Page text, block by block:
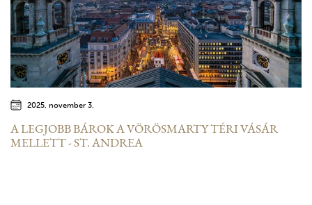
2025. november 3.
A LEGJOBB BÁROK A VÖRÖSMARTY TÉRI VÁSÁR
MELLETT - ST. ANDREA